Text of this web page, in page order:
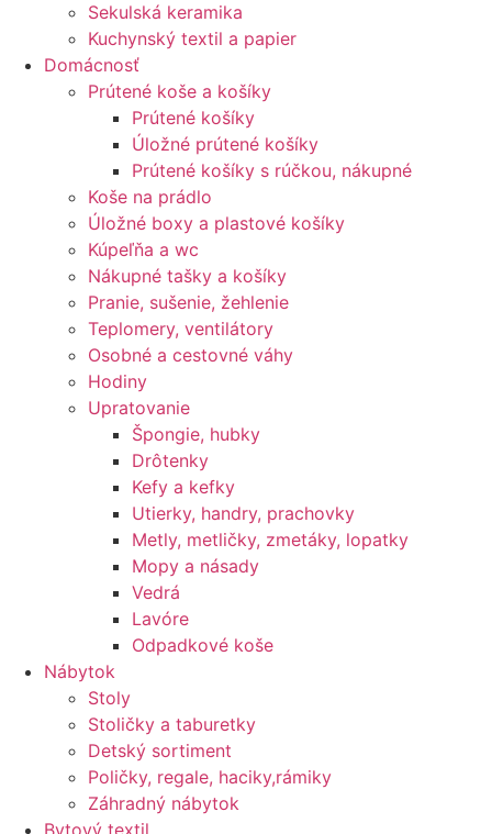
Sekulská keramika
Kuchynský textil a papier
Domácnosť
Prútené koše a košíky
Prútené košíky
Úložné prútené košíky
Prútené košíky s rúčkou, nákupné
Koše na prádlo
Úložné boxy a plastové košíky
Kúpeľňa a wc
Nákupné tašky a košíky
Pranie, sušenie, žehlenie
Teplomery, ventilátory
Osobné a cestovné váhy
Hodiny
Upratovanie
Špongie, hubky
Drôtenky
Kefy a kefky
Utierky, handry, prachovky
Metly, metličky, zmetáky, lopatky
Mopy a násady
Vedrá
Lavóre
Odpadkové koše
Nábytok
Stoly
Stoličky a taburetky
Detský sortiment
Poličky, regale, haciky,rámiky
Záhradný nábytok
Bytový textil